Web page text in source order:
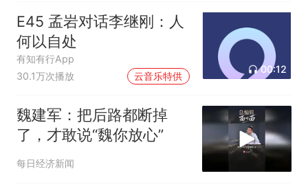
E45 孟岩对话李继刚：人
何以自处
有知有行App
30.1万次播放
云音乐特供
00:12
魏建军：把后路都断掉
了，才敢说“魏你放心”
每日经济新闻